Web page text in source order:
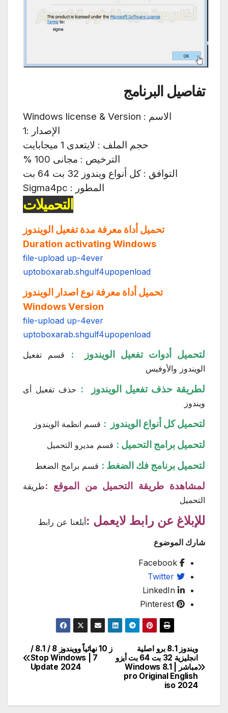
تفاصيل البرنامج
الاسم : Windows license & Version
الإصدار :1
حجم الملف : لايتعدى 1 ميجابايت
الترخيص : مجانى 100 %
التوافق : كل أنواع ويندوز 32 بت 64 بت
المطور : Sigma4pc
التحميلات
تحميل أداة معرفة مدة تفعيل الويندوز
Duration activating Windows
file-upload up-4ever
uptoboxarab.shgulf4upopenload
تحميل أداة معرفة نوع اصدار الويندوز
Windows Version
file-upload up-4ever
uptoboxarab.shgulf4upopenload
لتحميل أدوات تفعيل الويندوز :
قسم تفعيل
الويندوز والأوفيس
لطريقة حذف تفعيل الويندوز : حذف تفعيل أى
ويندوز
لتحميل كل أنواع الويندوز : قسم انظمة الويندوز
لتحميل برامج التحميل : قسم مديرو التحميل
لتحميل برنامج فك الضغط : قسم برامج الضغط
لمشاهدة طريقة التحميل من الموقع :طريقة
التحميل
للإبلاغ عن رابط لايعمل :أبلغنا عن رابط
شارك الموضوع
تصفّح
المقالات
ز 10 نهائياً وويندوز 8 / 8.1 /
7 | Stop Windows
Update 2024
ويندوز 8.1 برو اصلية
انجليزية 32 بت 64 بت أيزو
مباشر | Windows 8.1
pro Original English
iso 2024